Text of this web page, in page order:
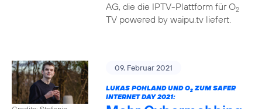
AG, die die IPTV-Plattform für O2
TV powered by waipu.tv liefert.
09. Februar 2021
LUKAS POHLAND UND O2ZUM SAFER
INTERNET DAY 2021: